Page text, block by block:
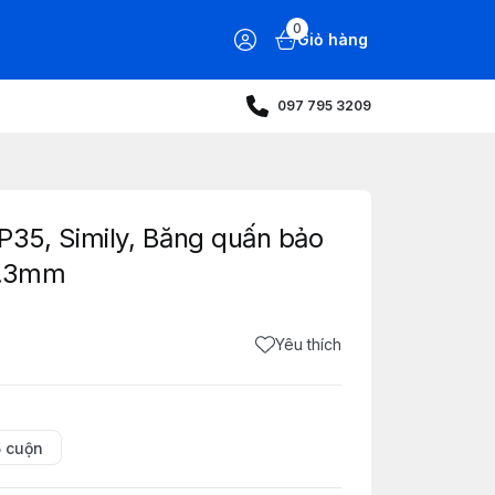
0
Giỏ hàng
097 795 3209
Simily, Băng quấn bảo
Yêu thích
cuộn